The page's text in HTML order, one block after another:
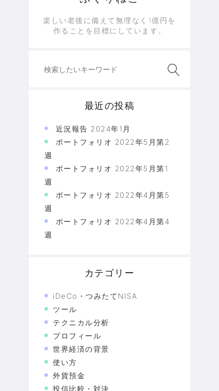
楽しい老後に備えて無理なく1億円を
作ることを目標にしています。
最近の投稿
近況報告 2024年1月
ポートフォリオ 2022年5月第2
週
ポートフォリオ 2022年5月第1
週
ポートフォリオ 2022年4月第5
週
ポートフォリオ 2022年4月第4
週
カテゴリー
iDeCo・つみたてNISA
ツール
テクニカル分析
プロフィール
世界経済の背景
使い方
外貨預金
投信比較・対決